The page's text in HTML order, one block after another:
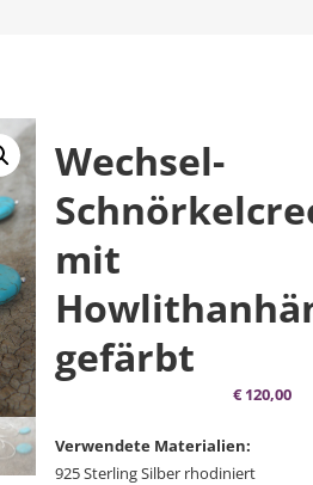
Wechsel-
mit
gefärbt
€120,00
Verwendete Materialien:
925 Sterling Silber rhodiniert